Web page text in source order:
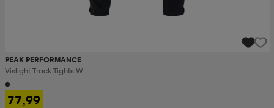
PEAK PERFORMANCE
Vislight Track Tights W
77,99